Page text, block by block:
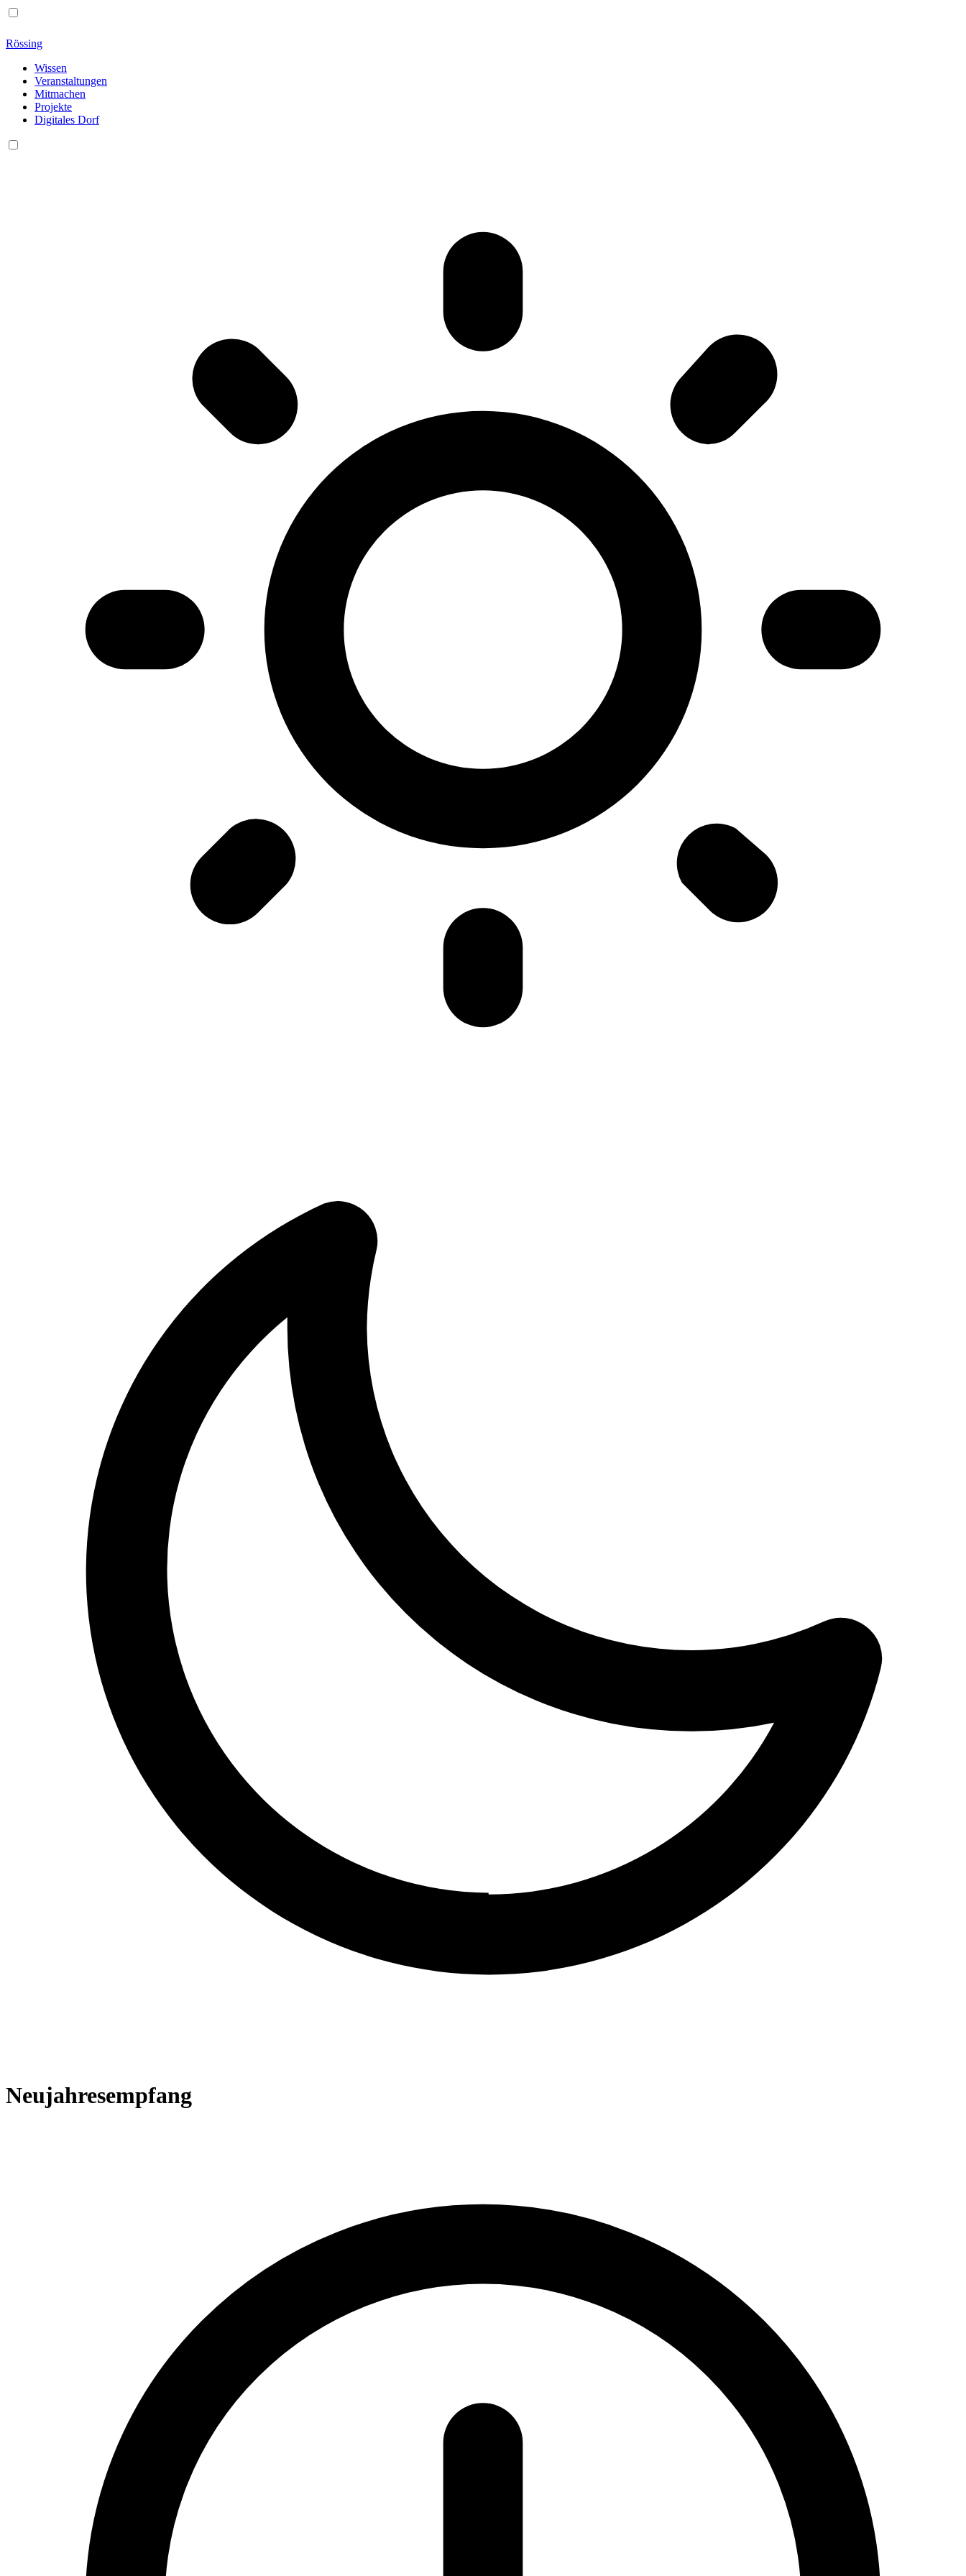
Rössing
Wissen
Veranstaltungen
Mitmachen
Projekte
Digitales Dorf
Neujahresempfang